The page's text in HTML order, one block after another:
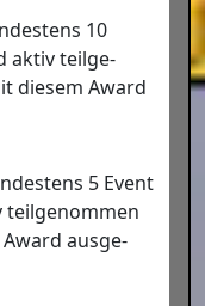
10
aktiv teil­ge­
die­sem Award
5 Event
teil­ge­nom­men
aus­ge­